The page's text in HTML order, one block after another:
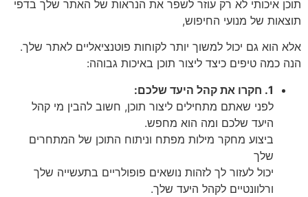
תוכן איכותי לא רק עוזר לשפר את הנראות של האתר שלך בדפי
תוצאות של מנועי החיפוש,
אלא הוא גם יכול למשוך יותר לקוחות פוטנציאליים לאתר שלך.
הנה כמה טיפים כיצד ליצור תוכן באיכות גבוהה:
1. חקרו את קהל היעד שלכם:
לפני שאתם מתחילים ליצור תוכן, חשוב להבין מי קהל
היעד שלכם ומה הוא מחפש.
ביצוע מחקר מילות מפתח וניתוח התוכן של המתחרים
שלך
יכול לעזור לך לזהות נושאים פופולריים בתעשייה שלך
ורלוונטיים לקהל היעד שלך.